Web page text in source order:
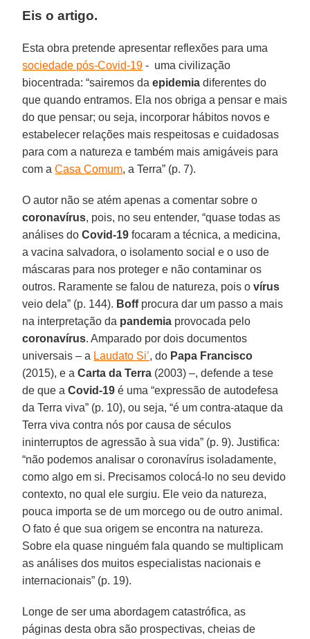
Eis o artigo.
Esta obra pretende apresentar reflexões para uma
sociedade pós-Covid-19 - uma civilização
biocentrada: “sairemos daepidemia diferentes do
que quando entramos. Ela nos obriga a pensar e mais
do que pensar; ou seja, incorporar hábitos novos e
estabelecer relações mais respeitosas e cuidadosas
para com a natureza e também mais amigáveis para
com aCasa Comum, a Terra” (p. 7).
O autor não se atém apenas a comentar sobre o
coronavírus, pois, no seu entender, “quase todas as
análises doCovid-19 focaram a técnica, a medicina,
a vacina salvadora, o isolamento social e o uso de
máscaras para nos proteger e não contaminar os
outros. Raramente se falou de natureza, pois ovírus
veio dela” (p. 144). Boffprocura dar um passo a mais
na interpretação da pandemia provocada pelo
coronavírus. Amparado por dois documentos
universais – a Laudato Si’, do Papa Francisco
(2015), e aCarta da Terra (2003) –, defende a tese
de que aCovid-19 é uma “expressão de autodefesa
da Terra viva” (p. 10), ou seja, “é um contra-ataque da
Terra viva contra nós por causa de séculos
ininterruptos de agressão à sua vida” (p. 9). Justifica:
“não podemos analisar o coronavírus isoladamente,
como algo em si. Precisamos colocá-lo no seu devido
contexto, no qual ele surgiu. Ele veio da natureza,
pouca importa se de um morcego ou de outro animal.
O fato é que sua origem se encontra na natureza.
Sobre ela quase ninguém fala quando se multiplicam
as análises dos muitos especialistas nacionais e
internacionais” (p. 19).
Longe de ser uma abordagem catastrófica, as
páginas desta obra são prospectivas, cheias de